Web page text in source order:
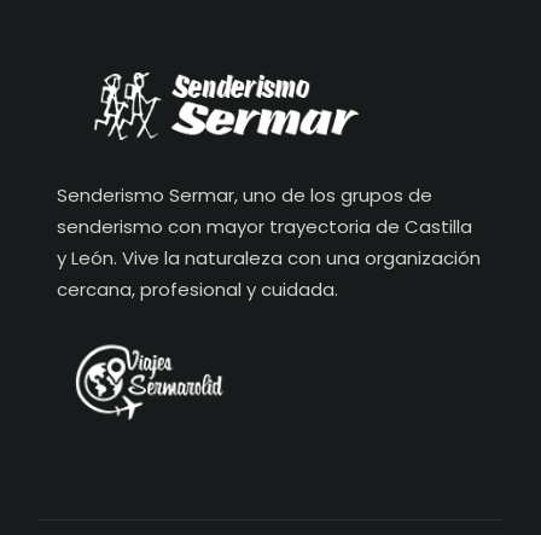
Senderismo Sermar, uno de los grupos de
senderismo con mayor trayectoria de Castilla
y León. Vive la naturaleza con una organización
cercana, profesional y cuidada.